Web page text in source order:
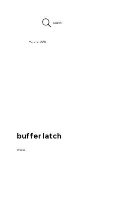
CerebroSQL
Search
buffer latch
Oracle